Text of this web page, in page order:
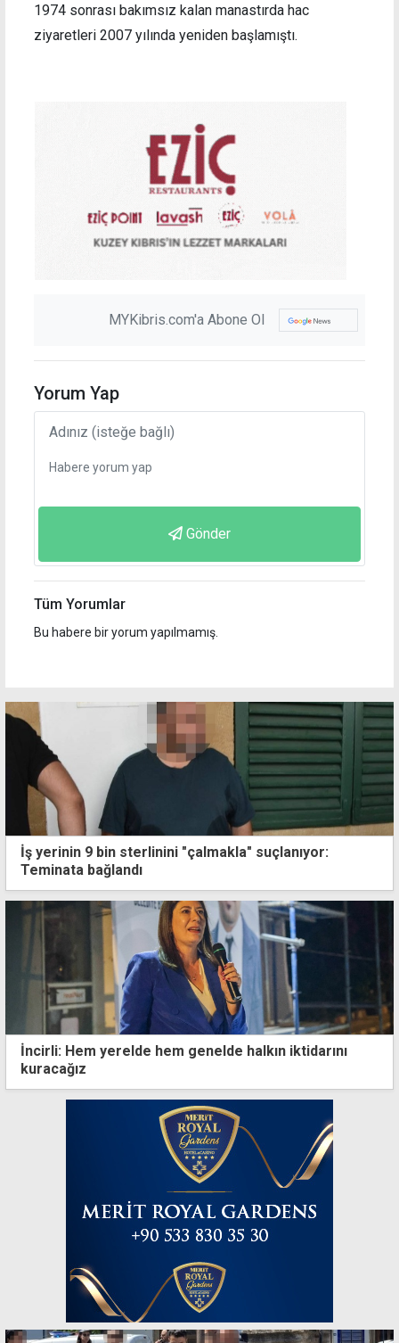
1974 sonrası bakımsız kalan manastırda hac
ziyaretleri 2007 yılında yeniden başlamıştı.
MYKibris.com'a Abone Ol
Yorum Yap
Gönder
Tüm Yorumlar
Bu habere bir yorum yapılmamış.
İş yerinin 9 bin sterlinini "çalmakla" suçlanıyor:
Teminata bağlandı
İncirli: Hem yerelde hem genelde halkın iktidarını
kuracağız